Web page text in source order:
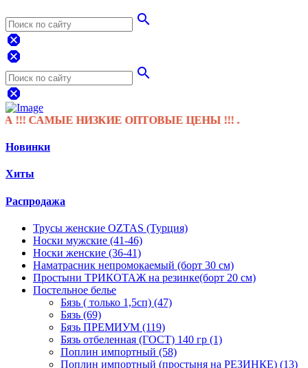
search
dangerous
dangerous
search
dangerous
НИЗКИЕ ОПТОВЫЕ ЦЕНЫ !!! .
Новинки
Хиты
Распродажа
Трусы женские OZTAS (Турция)
Носки мужские (41-46)
Носки женские (36-41)
Наматрасник непромокаемый (борт 30 см)
Простыни ТРИКОТАЖ на резинке(борт 20 см)
Постельное белье
Бязь ( только 1,5сп) (47)
Бязь (69)
Бязь ПРЕМИУМ (119)
Бязь отбеленная (ГОСТ) 140 гр (1)
Поплин импортный (58)
Поплин импортный (простыня на РЕЗИНКЕ) (13)